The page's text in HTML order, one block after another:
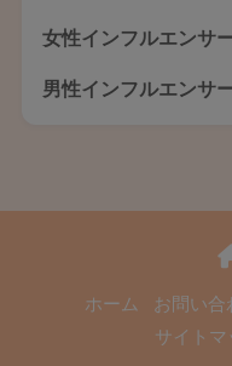
女性インフルエンサ
男性インフルエンサ
ホーム お問い合
サイトマ